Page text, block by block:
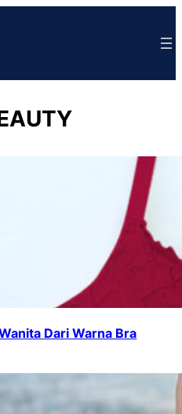
Dari Warna Bra